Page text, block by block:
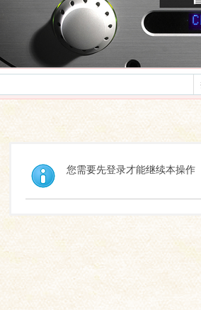
您需要先登录才能继续本操作